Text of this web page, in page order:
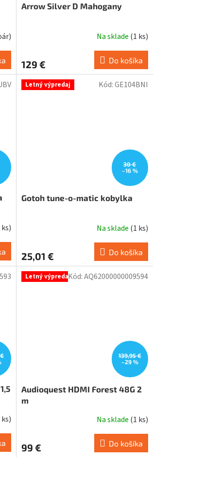
)
Arrow Silver D Mahogany
Na sklade (1 ks)
129 € Do košíka
ks)
Letný výpredaj
30 €
–16 %
Gotoh tune-o-matic kobylka
Na sklade (1 ks)
25,01 € Do košíka
Kód:GE104BNI
ks)
Letný výpredaj
139,95 €
–29 %
Audioquest HDMI Forest 48G 2
m
Na sklade (1 ks)
99 € Do košíka
Kód:AQ62000000009594